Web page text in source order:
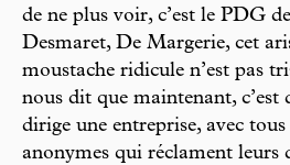
de ne plus voir, c’est le PDG
Desmaret, De Margerie, cet
moustache ridicule n’est pas
nous dit que maintenant,
dirige une entreprise, avec
anonymes qui réclament leurs